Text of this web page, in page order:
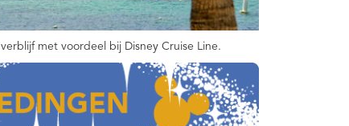
met voordeel bij Disney Cruise Line.